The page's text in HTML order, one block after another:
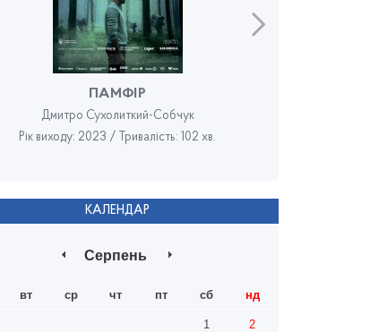
ПАМФІР
Дмитро Сухолиткий-Собчук
Рік виходу: 2023 / Тривалість: 102 хв.
КАЛЕНДАР
Серпень
вт ср чт пт сб нд
1 2